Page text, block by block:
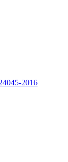
2016